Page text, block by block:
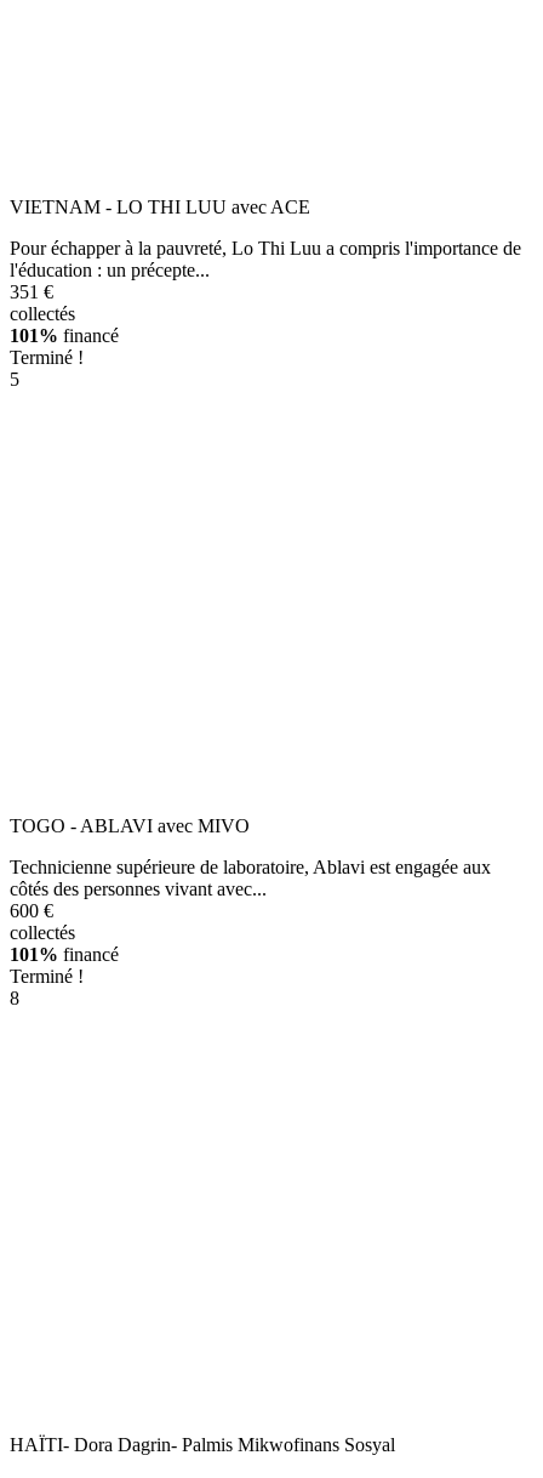
VIETNAM - LO THI LUU avec ACE
Pour échapper à la pauvreté, Lo Thi Luu a compris l'importance de
l'éducation : un précepte...
351 €
collectés
101% financé
Terminé !
5
TOGO - ABLAVI avec MIVO
Technicienne supérieure de laboratoire, Ablavi est engagée aux
côtés des personnes vivant avec...
600 €
collectés
101% financé
Terminé !
8
HAÏTI- Dora Dagrin- Palmis Mikwofinans Sosyal